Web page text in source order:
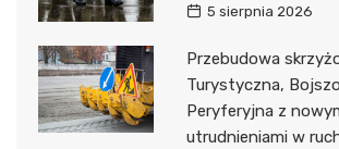
5 sierpnia 2026
Przebudowa
Turystyczna,
Peryferyjna z
utrudnieniami w